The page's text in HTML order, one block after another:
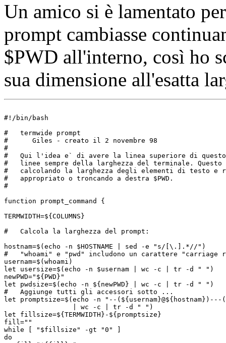
Un amico si è lamentato
prompt cambiasse
$PWD all'interno, così ho
sua dimensione all'esatta
#!/bin/bash
#   termwide prompt
#      Giles - creato il 2 novembre 98
#
#   Qui l'idea e` di avere la linea superiore di
#   linee sempre della larghezza del terminale.
#   calcolando la larghezza degli elementi di testo e
#   appropriato o troncando a destra $PWD.
#
function prompt_command {
TERMWIDTH=${COLUMNS}
#   Calcola la larghezza del prompt:
hostnam=$(echo -n $HOSTNAME | sed -e "s/[\.].*//")
#   "whoami" e "pwd" includono un carattere "carriage
usernam=$(whoami)
let usersize=$(echo -n $usernam | wc -c | tr -d " ")
newPWD="${PWD}"
let pwdsize=$(echo -n ${newPWD} | wc -c | tr -d " ")
#   Aggiunge tutti gli accessori sotto ...
let promptsize=$(echo -n "--
                 | wc -c | tr -d " ")
let fillsize=${TERMWIDTH}-${promptsize}
fill=""
while [ "$fillsize" -gt "0" ]
do